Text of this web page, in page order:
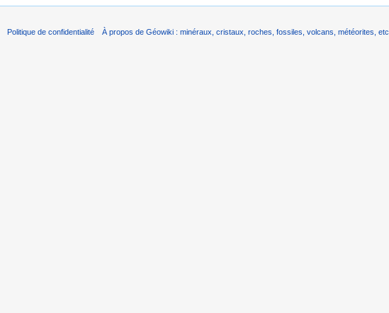
Politique de confidentialité À propos de Géowiki : minéraux, cristaux, roches, fossiles, volcans, météorites, etc.